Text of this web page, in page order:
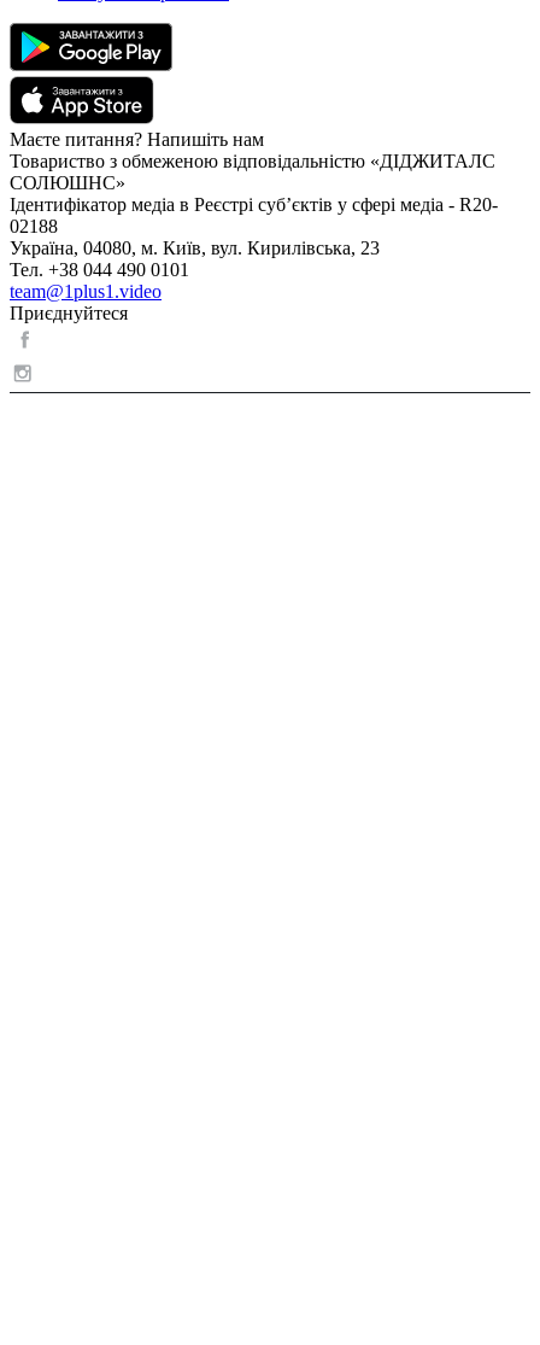
Маєте питання? Напишіть нам
Товариство з обмеженою відповідальністю «ДІДЖИТАЛС
СОЛЮШНС»
Ідентифікатор медіа в Реєстрі суб’єктів у сфері медіа - R20-
02188
Україна, 04080, м. Київ, вул. Кирилівська, 23
Тел. +38 044 490 0101
team@1plus1.video
Приєднуйтеся